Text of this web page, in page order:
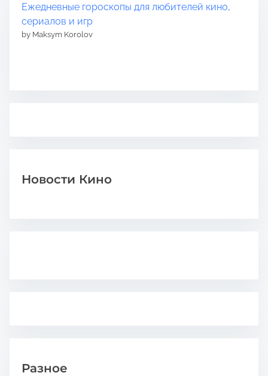
Ежедневные гороскопы для любителей кино,
сериалов и игр
by Maksym Korolov
Новости Кино
Разное